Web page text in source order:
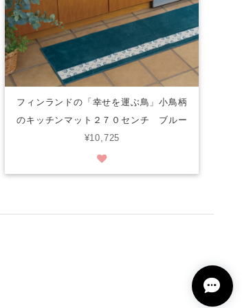
フィンランドの「幸せを運ぶ鳥」小鳥柄
のキッチンマット２７０センチ ブルー
¥10,725